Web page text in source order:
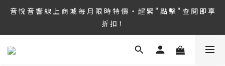
8/6 ~ 8/9 第36屆 TAA 國 際 Hi-End 音 響 大 展 情 熱 開 演 ‧  音 悅
音 響 1127 號 房 期 待 與 您 相 見
音 悅 音 響 線 上 商 城 每 月 限 時 特 價 ‧ 趕 緊 " 點 擊 " 查 閱 即 享
折 扣！
8/6 ~ 8/9 第36屆 TAA 國 際 Hi-End 音 響 大 展 情 熱 開 演 ‧  音 悅